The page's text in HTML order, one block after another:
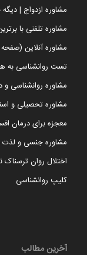
مشاوره ازدواج | دیگه
مشاوره تلفنی با
مشاوره آنلاین
تست روانشناسی به
مشاوره روانشناسی
مشاوره تحصیلی و
معجزه برای درمان
مشاوره جنسی و لذت
اختلال روان
کلیپ روانشناسی
آخرین مطالب